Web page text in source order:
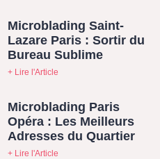
Microblading Saint-
Lazare Paris : Sortir du
Bureau Sublime
+ Lire l'Article
Microblading Paris
Opéra : Les Meilleurs
Adresses du Quartier
+ Lire l'Article